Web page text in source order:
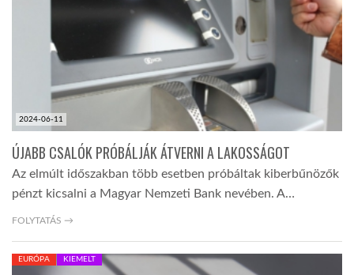
2024-06-11
ÚJABB CSALÓK PRÓBÁLJÁK ÁTVERNI A LAKOSSÁGOT
Az elmúlt időszakban több esetben próbáltak kiberbűnözők
pénzt kicsalni a Magyar Nemzeti Bank nevében. A…
FOLYTATÁS →
EURÓPA KIEMELT